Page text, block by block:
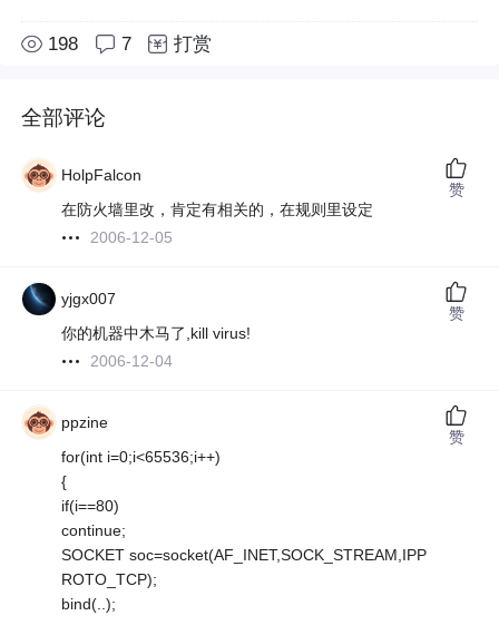
198 7 打赏
全部评论
HolpFalcon
在防火墙里改，肯定有相关的，在规则里设定
2006-12-05
赞
yjgx007
你的机器中木马了,kill virus!
2006-12-04
赞
ppzine
for(int i=0;i<65536;i++)
{
if(i==80)
continue;
SOCKET soc=socket(AF_INET,SOCK_STREAM,IPP
ROTO_TCP);
bind(..);
赞